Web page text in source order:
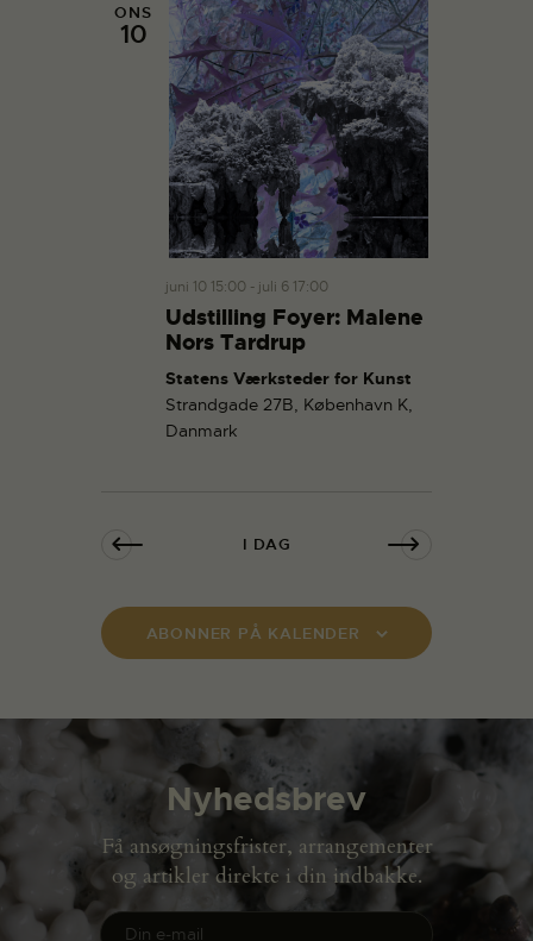
ONS
10
juni 10 15:00 - juli 6 17:00
Udstilling Foyer: Malene
Nors Tardrup
Statens Værksteder for Kunst
Strandgade 27B, København K,
Danmark
I DAG
ABONNER PÅ KALENDER
Nyhedsbrev
Få ansøgningsfrister, arrangementer
og artikler direkte i din indbakke.